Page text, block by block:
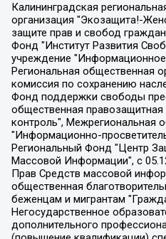
Калининградская региональная общественная организация "Экозащита!-Женсовет", Фонд содействия защите прав и свобод граждан "Общественный вердикт", Фонд "Институт Развития Свободы Информации", Частное учреждение "Информационное агентство МЕМО. РУ", Региональная общественная организация "Общественная комиссия по сохранению наследия академика Сахарова", Фонд поддержки свободы прессы, Санкт-Петербургская общественная правозащитная организация "Гражданский контроль", Межрегиональная общественная организация "Информационно-просветительский центр "Мемориал", Региональный Фонд "Центр Защиты Прав Средств Массовой Информации", с 05.12.2023 Фонд "Центр Защиты Прав Средств массовой информации", Региональная общественная благотворительная организация помощи беженцам и мигрантам "Гражданское содействие", Негосударственное образовательное учреждение дополнительного профессионального образования (повышение квалификации) специалистов "АКАДЕМИЯ ПО ПРАВАМ ЧЕЛОВЕКА", Свердловская региональная общественная организация "Сутяжник", Автономная некоммерческая организация "Центр независимых социологических исследований", Союз общественных объединений "Российский исследовательский центр по правам человека", Региональное общественное учреждение научно-информационный центр "МЕМОРИАЛ", Некоммерческая организация "Фонд защиты гласности", Автономная некоммерческая организация "Институт прав человека", Городская общественная организация "Екатеринбургское общество "МЕМОРИАЛ", Городская общественная организация "Рязанское историко-просветительское и правозащитное общество "Мемориал" (Рязанский Мемориал), Челябинский региональный орган общественной самодеятельности – женское общественное объединение "Женщины Евразии", Челябинский региональный орган общественной самодеятельности "Уральская правозащитная группа", Фонд содействия защите здоровья и социальной справедливости имени Андрея Рылькова, Автономная Некоммерческая Организация "Аналитический Центр Юрия Левады", Автономная некоммерческая организация социальной поддержки населения "Проект Апрель", Региональная общественная организация помощи женщинам и детям, находящимся в кризисной ситуации "Информационно-методический центр "Анна", Фонд содействия развитию массовых коммуникаций и правовому просвещению "Так-так-Так", Фонд содействия устойчивому развитию "Серебряная тайга", Свердловский региональный общественный фонд социальных проектов "Новое время", "Idel.Реалии", Кавказ.Реалии, Крым.Реалии, Телеканал Настоящее Время, Татаро-башкирская служба Радио Свобода (Azatliq Radiosi), Радио Свободная Европа/Радио Свобода (PCE/PC), "Сибирь.Реалии", "Фактограф", Благотворительный фонд помощи осужденным и их семьям, Автономная некоммерческая организация "Институт глобализации и социальных движений", Фонд "В защиту прав заключенных", Частное учреждение "Центр поддержки и содействия развитию средств массовой информации", Пензенский региональный общественный благотворительный фонд "Гражданский союз", "Север.Реалии", Некоммерческая организация Фонд "Правовая инициатива", Общество с ограниченной ответственностью "Радио Свободная Европа/Радио Свобода", Чешское информационное агентство "MEDIUM-ORIENT", Красноярская региональная общественная организация "Мы против СПИДа", Камалягин Денис Николаевич, Маркелов Сергей Евгеньевич, Пономарев Лев Александрович, Савицкая Людмила Алексеевна, Автономная некоммерческая организация "Центр по работе с проблемой насилия "НАСИЛИЮ.НЕТ", Межрегиональный профессиональный союз работников здравоохранения "Альянс врачей", Юридическое лицо, зарегистрированное в Латвийской Республике, SIA "Medusa Project" (регистрационный номер 40103797863, дата регистрации 10.06.2014), Некоммерческая организация "Фонд по борьбе с коррупцией", Автономная некоммерческая организация "Институт права и публичной политики", Баданин Роман Сергеевич, Гликин Максим Александрович, Железнова Мария Михайловна, Лукьянова Юлия Сергеевна, Маетная Елизавета Витальевна, Маняхин Петр Борисович, Чуракова Ольга Владимировна, Ярош Юлия Петровна, Юридическое лицо "The Insider SIA", зарегистрированное в Риге, Латвийская Республика (дата регистрации 26.06.2015), являющееся администратором доменного имени интернет-издания "The Insider SIA", https://theins.ru, Постернак Алексей Евгеньевич, Рубин Михаил Аркадьевич, Анин Роман Александрович, Юридическое лицо Istories fonds, зарегистрированное в Латвийской Республике (регистрационный номер 50008295751, дата регистрации 24.02.2020), Великовский Дмитрий Александрович, Долинина Ирина Николаевна, Мароховская Алеся Алексеевна, Шлейнов Роман Юрьевич, Шмагун Олеся Валентиновна, Общество с ограниченной ответственностью "Альтаир 2021", Общество с ограниченной ответственностью "Вега 2021", Общество с ограниченной ответственностью "Главный редактор 2021", Общество с ограниченной ответственностью "Ромашки монолит", Важенков Артем Валерьевич, Ивановская областная общественная организация "Центр гендерных исследований", Гурман Юрий Альбертович, Медиапроект "ОВД-Инфо", Егоров Владимир Владимирович, Жилинский Владимир Александрович, Общество с ограниченной ответственностью "ЗП", Иванова София Юрьевна, Карезина Инна Павловна, Кильтау Екатерина Викторовна, Петров Алексей Викторович, Пискунов Сергей Евгеньевич, Смирнов Сергей Сергеевич, Тихонов Михаил Сергеевич, Общество с ограниченной ответственностью "ЖУРНАЛИСТ-ИНОСТРАННЫЙ АГЕНТ", Арапова Галина Юрьевна, Вольтская Татьяна Анатольевна, Американская компания "Mason G.E.S. Anonymous Foundation" (США), являющаяся владельцем интернет-издания https://mnews.world/, Компания "Stichting Bellingcat", зарегистрированная в Нидерландах (дата регистрации 11.07.2018), Захаров Андрей Вячеславович, Клепиковская Екатерина Дмитриевна, Общество с ограниченной ответственностью "МЕМО", Перл Роман Александрович, Симонов Евгений Алексеевич, Соловьева Елена Анатольевна, Сотников Даниил Владимирович, Сурначева Елизавета Дмитриевна, Автономная некоммерческая организация по защите прав человека и информированию населения "Якутия – Наше Мнение", Общество с ограниченной ответственностью "Москоу диджитал медиа", с 26.01.2023 Общество с ограниченной ответственностью "Чайка Белые сады", Ветошкина Валерия Валерьевна, Заговора Максим Александрович, Межрегиональное общественное движение "Российская ЛГБТ - сеть", Оленичев Максим Владимирович, Павлов Иван Юрьевич, Скворцова Елена Сергеевна, Общество с ограниченной ответственностью "Как бы инагент", Кочетков Игорь Викторович, Общество с ограниченной ответственностью "Честные выборы",